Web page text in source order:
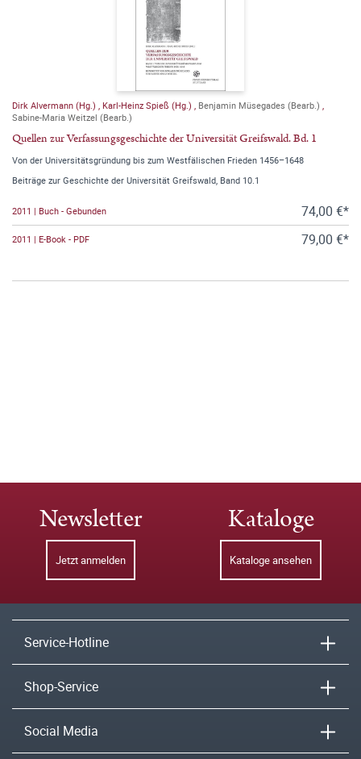
Dirk Alvermann (Hg.) Karl-Heinz Spieß (Hg.) Benjamin Müsegades (Bearb.)
Sabine-Maria Weitzel (Bearb.)
Quellen zur Verfassungsgeschichte der Universität Greifswald. Bd. 1
Von der Universitätsgründung bis zum Westfälischen Frieden 1456–1648
Beiträge zur Geschichte der Universität Greifswald, Band 10.1
2011 | Buch - Gebunden 74,00 €*
2011 | E-Book - PDF 79,00 €*
Newsletter
Jetzt anmelden
Kataloge
Kataloge ansehen
Service-Hotline
Shop-Service
Social Media